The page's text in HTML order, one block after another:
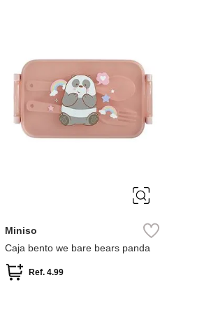
Miniso
Caja bento we bare bears panda
Ref. 4.99